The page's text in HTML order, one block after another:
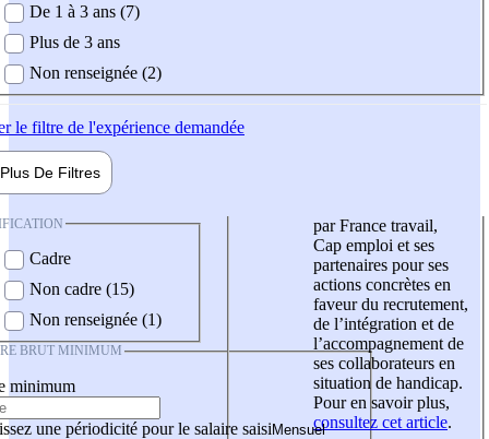
De 1 à 3 ans (7)
Plus de 3 ans
Non renseignée (2)
le filtre de l'expérience demandée
Plus De Filtres
Cadre
Non cadre (15)
Non renseignée (1)
BRUT MINIMUM
minimum
une périodicité pour le salaire saisi
par France travail,
Cap emploi et ses
partenaires pour ses
actions concrètes en
faveur du recrutement,
de l’intégration et de
l’accompagnement de
ses collaborateurs en
situation de handicap.
Pour en savoir plus,
consultez cet article.